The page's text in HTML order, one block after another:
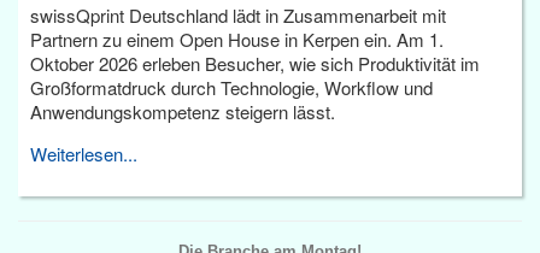
swissQprint Deutschland lädt in Zusammenarbeit mit
Partnern zu einem Open House in Kerpen ein. Am 1.
Oktober 2026 erleben Besucher, wie sich Produktivität im
Großformatdruck durch Technologie, Workflow und
Anwendungskompetenz steigern lässt.
Weiterlesen...